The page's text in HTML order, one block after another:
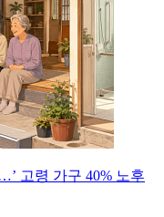
고령 가구 40% 노후